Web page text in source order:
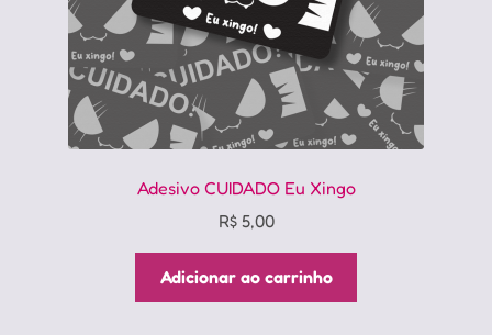
do
produto
Adesivo CUIDADO Eu Xingo
R$5,00
Adicionar ao carrinho